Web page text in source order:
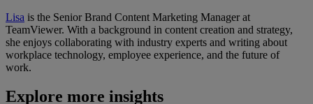
Lisa is the Senior Brand Content Marketing Manager at
TeamViewer. With a background in content creation and strategy,
she enjoys collaborating with industry experts and writing about
workplace technology, employee experience, and the future of
work.
Explore more insights